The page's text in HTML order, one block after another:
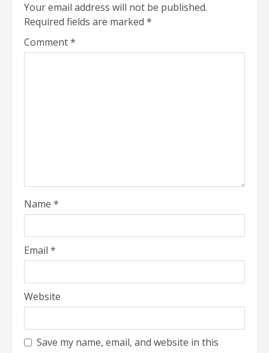
Your email address will not be published.
Required fields are marked *
Comment*
Name *
Email *
Website
Save my name, email, and website in this